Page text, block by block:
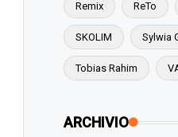
Remix ReTo
SKOLIM Sylwia
Tobias Rahim
ARCHIVIO